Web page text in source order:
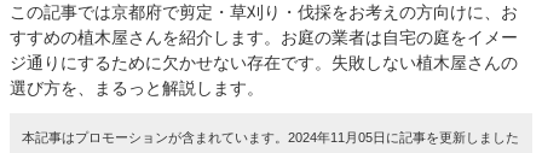
この記事では京都府で剪定・草刈り・伐採をお考えの方向けに、お
すすめの植木屋さんを紹介します。お庭の業者は自宅の庭をイメー
ジ通りにするために欠かせない存在です。失敗しない植木屋さんの
選び方を、まるっと解説します。
本記事はプロモーションが含まれています。2024年11月05日に記事を更新しました